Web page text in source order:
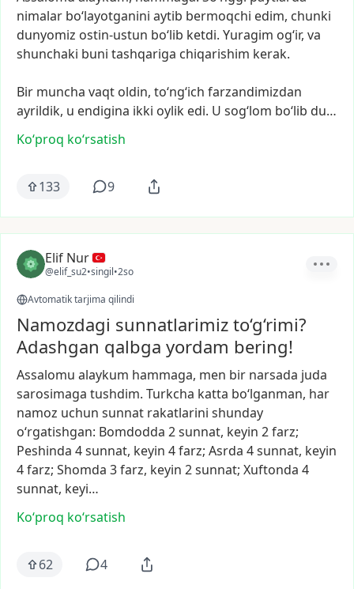
nimalar bo‘layotganini aytib bermoqchi edim, chunki
dunyomiz ostin-ustun bo‘lib ketdi. Yuragim og‘ir, va
shunchaki buni tashqariga chiqarishim kerak.
Bir muncha vaqt oldin, to‘ng‘ich farzandimizdan
ayrildik, u endigina ikki oylik edi. U sog‘lom bo‘lib du…
Ko‘proq koʻrsatish
133 9
Elif Nur
@elif_su2•singil•2so
Avtomatik tarjima qilindi
Namozdagi sunnatlarimiz to‘g‘rimi?
Adashgan qalbga yordam bering!
Assalomu alaykum hammaga, men bir narsada juda
sarosimaga tushdim. Turkcha katta bo‘lganman, har
namoz uchun sunnat rakatlarini shunday
o‘rgatishgan: Bomdodda 2sunnat, keyin 2farz;
Peshinda 4sunnat, keyin 4farz; Asrda 4sunnat, keyin
4farz; Shomda 3farz, keyin 2sunnat; Xuftonda 4
sunnat, keyi…
Ko‘proq koʻrsatish
62 4